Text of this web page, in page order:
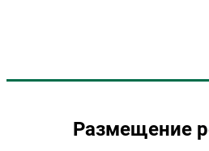
Размещение